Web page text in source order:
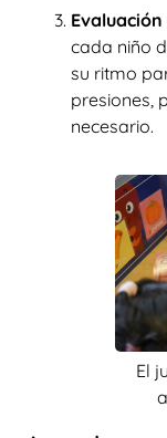
cada niño
su ritmo
presiones,
necesario.
El